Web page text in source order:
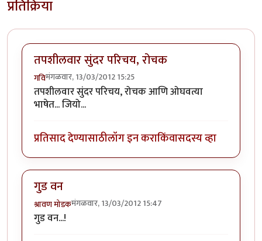
प्रतिक्रिया
तपशीलवार सुंदर परिचय, रोचक
गविमंगळवार, 13/03/2012 15:25
तपशीलवार सुंदर परिचय, रोचक आणि ओघवत्या
भाषेत... जियो...
प्रतिसाद देण्यासाठीलॉग इन कराकिंवासदस्य व्हा
गुड वन
श्रावण मोडकमंगळवार, 13/03/2012 15:47
गुड वन...!